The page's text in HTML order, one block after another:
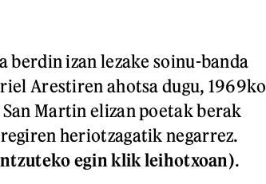
berdin izan lezake soinu-banda
Arestiren ahotsa dugu, 1969ko
Martin elizan poetak berak
heriotzagatik negarrez.
egin klik leihotxoan).